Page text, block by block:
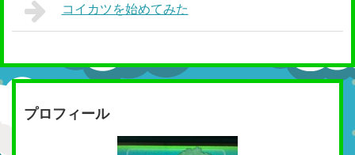
コイカツを始めてみた
プロフィール